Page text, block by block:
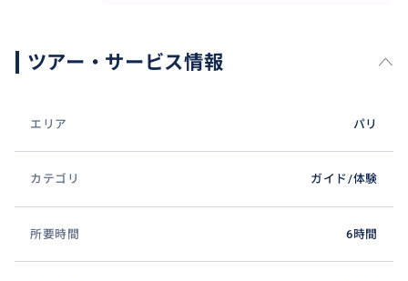
ツアー・サービス情報
エリア パリ
カテゴリ ガイド/体験
所要時間 6時間